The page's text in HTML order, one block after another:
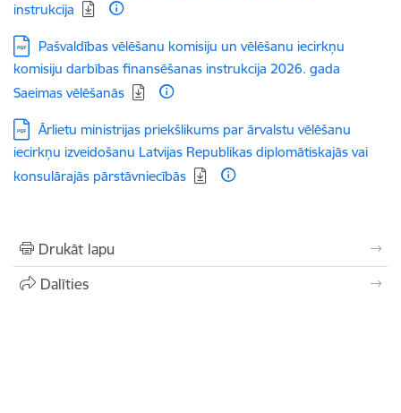
instrukcija
Lejupielādēt:
Pašvaldības vēlēšanu komisiju un vēlēšanu iecirkņu
komisiju darbības finansēšanas instrukcija 2026. gada
Saeimas vēlēšanās
Lejupielādēt:
Ārlietu ministrijas priekšlikums par ārvalstu vēlēšanu
iecirkņu izveidošanu Latvijas Republikas diplomātiskajās vai
konsulārajās pārstāvniecībās
Drukāt lapu
Dalīties